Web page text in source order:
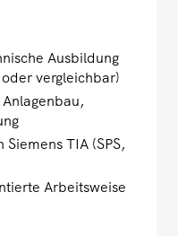
Ausbildung
vergleichbar)
TIA (SPS,
Arbeitsweise